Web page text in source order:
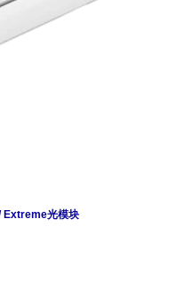
Extreme光模块